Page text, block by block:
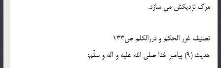
مرگ نزديكش مى ‏سازد.
تصنیف غرر الحکم و دررالکلم ص133
حدیث (9) پيامبر خدا صلى الله عليه و آله و سلّم: